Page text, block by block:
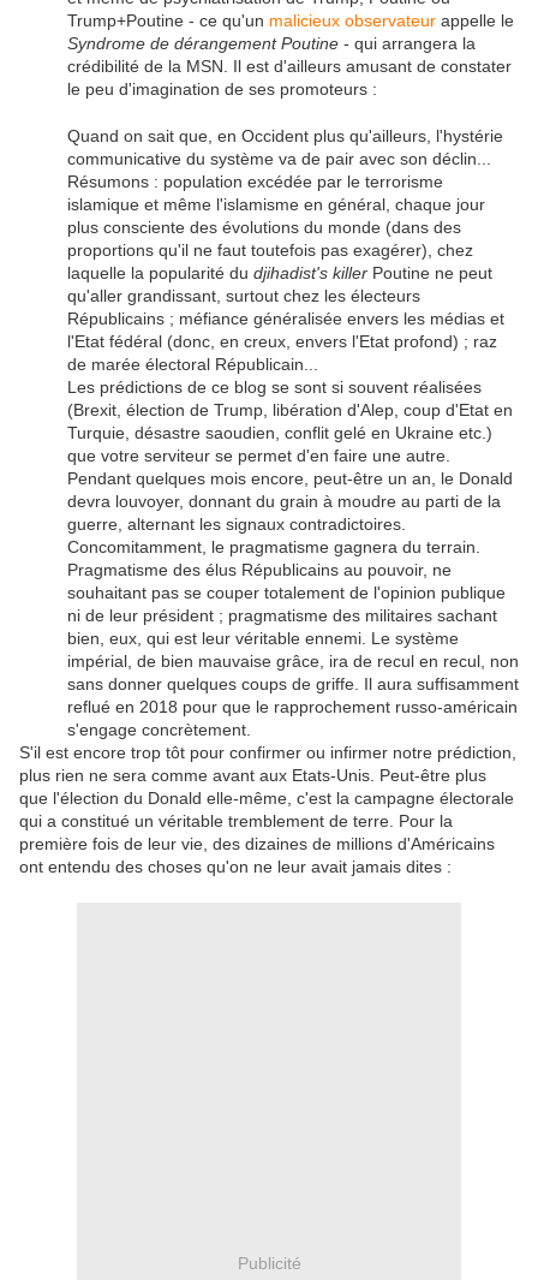
Trump+Poutine - ce qu'un malicieux observateur appelle le
Syndrome de dérangement Poutine - qui arrangera la
crédibilité de la MSN. Il est d'ailleurs amusant de constater
le peu d'imagination de ses promoteurs :
Quand on sait que, en Occident plus qu'ailleurs, l'hystérie
communicative du système va de pair avec son déclin...
Résumons : population excédée par le terrorisme
islamique et même l'islamisme en général, chaque jour
plus consciente des évolutions du monde (dans des
proportions qu'il ne faut toutefois pas exagérer), chez
laquelle la popularité du djihadist's killer Poutine ne peut
qu'aller grandissant, surtout chez les électeurs
Républicains ; méfiance généralisée envers les médias et
l'Etat fédéral (donc, en creux, envers l'Etat profond) ; raz
de marée électoral Républicain...
Les prédictions de ce blog se sont si souvent réalisées
(Brexit, élection de Trump, libération d'Alep, coup d'Etat en
Turquie, désastre saoudien, conflit gelé en Ukraine etc.)
que votre serviteur se permet d'en faire une autre.
Pendant quelques mois encore, peut-être un an, le Donald
devra louvoyer, donnant du grain à moudre au parti de la
guerre, alternant les signaux contradictoires.
Concomitamment, le pragmatisme gagnera du terrain.
Pragmatisme des élus Républicains au pouvoir, ne
souhaitant pas se couper totalement de l'opinion publique
ni de leur président ; pragmatisme des militaires sachant
bien, eux, qui est leur véritable ennemi. Le système
impérial, de bien mauvaise grâce, ira de recul en recul, non
sans donner quelques coups de griffe. Il aura suffisamment
reflué en 2018 pour que le rapprochement russo-américain
s'engage concrètement.
S'il est encore trop tôt pour confirmer ou infirmer notre prédiction,
plus rien ne sera comme avant aux Etats-Unis. Peut-être plus
que l'élection du Donald elle-même, c'est la campagne électorale
qui a constitué un véritable tremblement de terre. Pour la
première fois de leur vie, des dizaines de millions d'Américains
ont entendu des choses qu'on ne leur avait jamais dites :
Publicité